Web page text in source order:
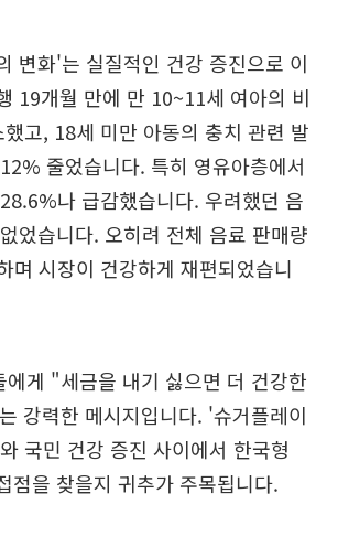
변화'는 실질적인 건강 증진으로 이
19개월 만에 만 10~11세 여아의 비
고, 18세 미만 아동의 충치 관련 발
줄었습니다. 특히 영유아층에서
나 급감했습니다. 우려했던 음
었습니다. 오히려 전체 음료 판매량
며 시장이 건강하게 재편되었습니
에게 "세금을 내기 싫으면 더 건강한
강력한 메시지입니다. '슈거플레이
국민 건강 증진 사이에서 한국형
점을 찾을지 귀추가 주목됩니다.